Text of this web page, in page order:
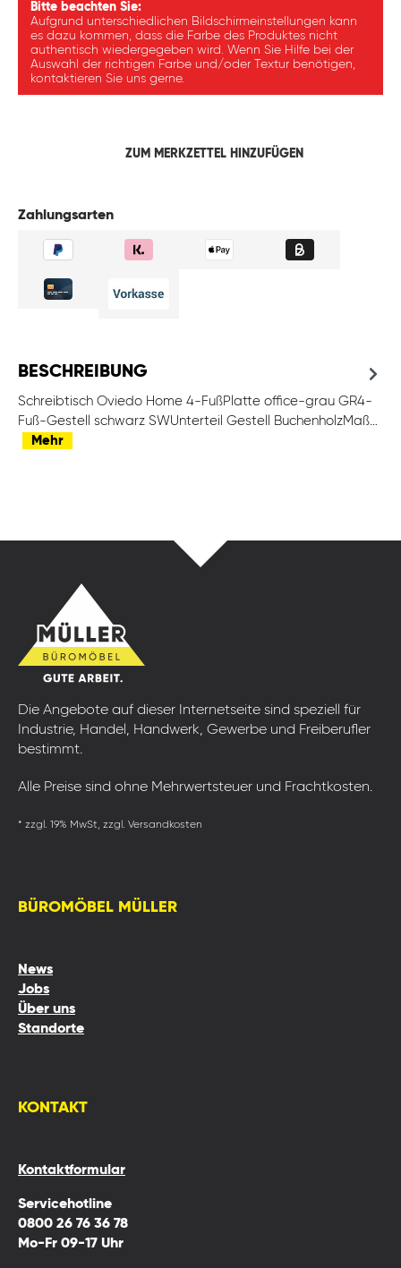
Bitte beachten Sie:
Aufgrund unterschiedlichen Bildschirmeinstellungen kann
es dazu kommen, dass die Farbe des Produktes nicht
authentisch wiedergegeben wird. Wenn Sie Hilfe bei der
Auswahl der richtigen Farbe und/oder Textur benötigen,
kontaktieren Sie uns gerne.
ZUM MERKZETTEL HINZUFÜGEN
Zahlungsarten
BESCHREIBUNG
Schreibtisch Oviedo Home 4-FußPlatte office-grau GR4-
Fuß-Gestell schwarz SWUnterteil Gestell BuchenholzMaß…
Mehr
Die Angebote auf dieser Internetseite sind speziell für
Industrie, Handel, Handwerk, Gewerbe und Freiberufler
bestimmt.
Alle Preise sind ohne Mehrwertsteuer und Frachtkosten.
* zzgl. 19% MwSt, zzgl. Versandkosten
BÜROMÖBEL MÜLLER
News
Jobs
Über uns
Standorte
KONTAKT
Kontaktformular
Servicehotline
0800 26 76 36 78
Mo-Fr 09-17 Uhr